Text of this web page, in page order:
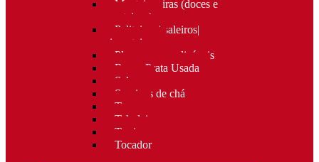
Manteigueiras (doces e
manteigas)
Paliteiros | saleiros|
pimenteiros
Placas personalizáveis
Rocas Prata Usada
Salvas
Serviços de chá
Taças
Tabuleiros
Terrinas
Tocador